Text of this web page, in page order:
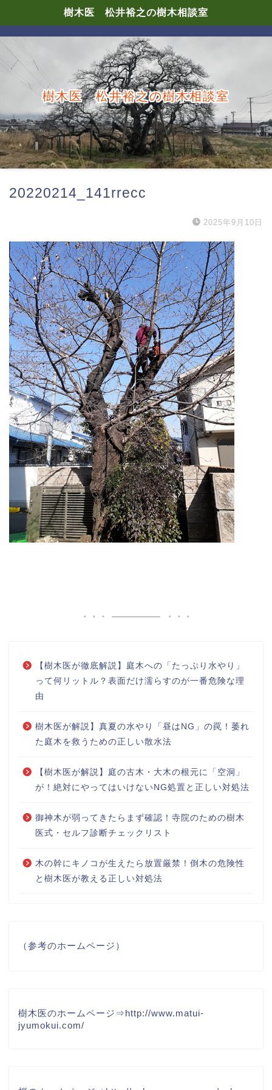
樹木医 松井裕之の樹木相談室
樹木医 松井裕之の樹木相談室
20220214_141rrecc
2025年9月10日
【樹木医が徹底解説】庭木への「たっぷり水やり」
って何リットル？表面だけ濡らすのが一番危険な理
由
樹木医が解説】真夏の水やり「昼はNG」の罠！萎れ
た庭木を救うための正しい散水法
【樹木医が解説】庭の古木・大木の根元に「空洞」
が！絶対にやってはいけないNG処置と正しい対処法
御神木が弱ってきたらまず確認！寺院のための樹木
医式・セルフ診断チェックリスト
木の幹にキノコが生えたら放置厳禁！倒木の危険性
と樹木医が教える正しい対処法
（参考のホームページ）
樹木医のホームページ⇒http://www.matui-
jyumokui.com/